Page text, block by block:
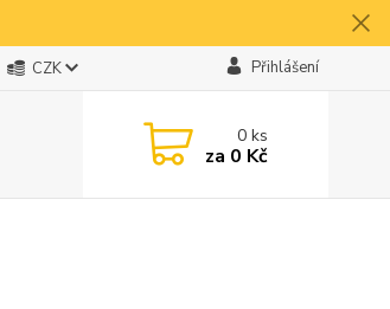
CZK Přihlášení
0ks
za 0 Kč